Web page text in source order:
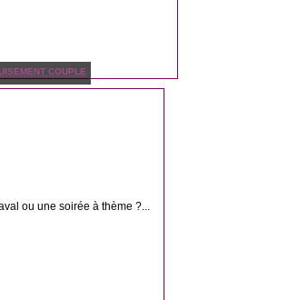
COUPLE
ou une soirée à thème ?...